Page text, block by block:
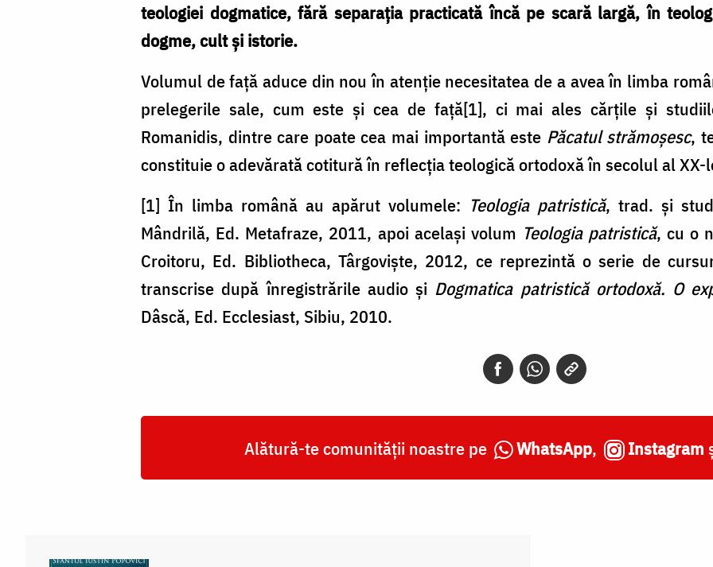
teologiei dogmatice, fără separația practicată încă pe scară largă, în
dogme, cult și istorie.
Volumul de față aduce din nou în atenție necesitatea de a avea în limba
prelegerile sale, cum este și cea de față[1], ci mai ales cărțile și
Romanidis, dintre care poate cea mai importantă este Păcatul strămoșesc,
constituie o adevărată cotitură în reflecția teologică ortodoxă în secolul al XX-
[1] În limba română au apărut volumele: Teologia patristică, trad. şi
Mândrilă, Ed. Metafraze, 2011, apoi același volum Teologia patristică, cu o
Croitoru, Ed. Bibliotheca, Târgoviște, 2012, ce reprezintă o serie de
transcrise după înregistrările audio şi Dogmatica patristică ortodoxă. O
Dâscă, Ed. Ecclesiast, Sibiu, 2010.
Alătură-te comunității noastre pe WhatsApp, Instagram